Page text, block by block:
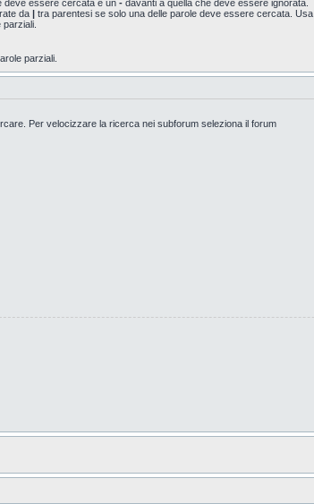
deve essere cercata e un - davanti a quella che deve essere ignorata.
da | tra parentesi se solo una delle parole deve essere cercata. Usa
parziali.
Per velocizzare la ricerca nei subforum seleziona il forum